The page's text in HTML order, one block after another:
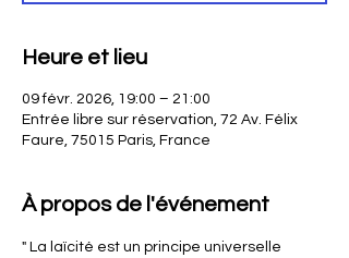
Heure et lieu
09 févr. 2026, 19:00 – 21:00
Entrée libre sur réservation, 72 Av. Félix
Faure, 75015 Paris, France
À propos de l'événement
" La laïcité est un principe universelle